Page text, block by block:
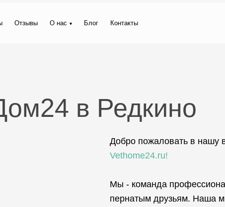
Отзывы О нас Блог Контакты
в Редкино
Добро пожаловать в нашу
Vethome24.ru!
Мы - команда
пернатым друзьям. Наша